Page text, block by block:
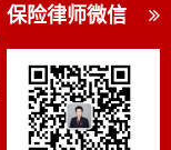
单
保险律师微信